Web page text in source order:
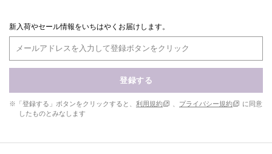
新入荷やセール情報をいちはやくお届けします。
登録する
※「登録する」ボタンをクリックすると、 利用規約 プライバシー規約
に同意
したものとみなします